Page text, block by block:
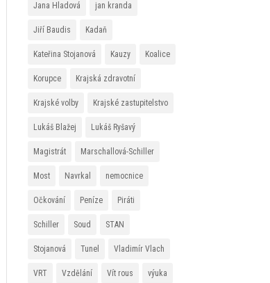
Jana Hladová jan kranda
Jiří Baudis Kadaň
Kateřina Stojanová Kauzy Koalice
Korupce Krajská zdravotní
Krajské volby Krajské zastupitelstvo
Lukáš Blažej Lukáš Ryšavý
Magistrát Marschallová-Schiller
Most Navrkal nemocnice
Očkování Peníze Piráti
Schiller Soud STAN
Stojanová Tunel Vladimír Vlach
VRT Vzdělání Vít rous výuka